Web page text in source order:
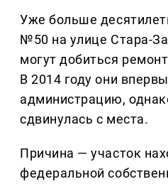
Уже больше
№50 на улице Стара-
могут добиться
В 2014 году они
администрацию,
сдвинулась с места.
Причина — участок
федеральной